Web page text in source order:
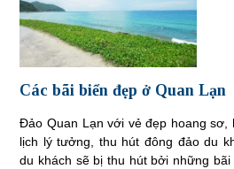
Các bãi biển đẹp ở Quan Lạn
Đảo Quan Lạn với vẻ đẹp hoang sơ,
lịch lý tưởng, thu hút đông đảo du
du khách sẽ bị thu hút bởi những